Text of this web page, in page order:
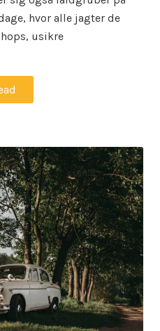
hvor alle jagter de
usikre